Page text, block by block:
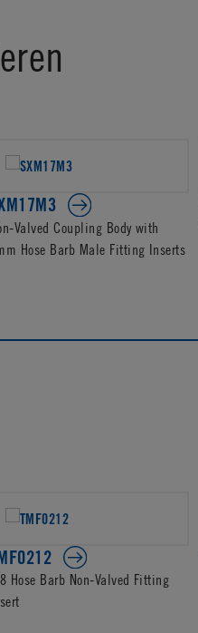
Valved Coupling Body with
Hose Barb Male Fitting Inserts
Hose Barb Non-Valved Fitting